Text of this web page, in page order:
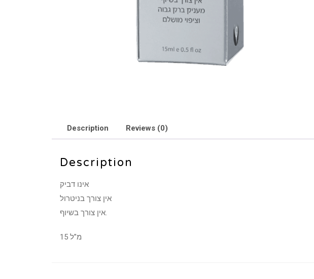
Description Reviews (0)
Description
אינו דביק
אין צורך בניטרול
אין צורך בשיוף.
15 מ”ל